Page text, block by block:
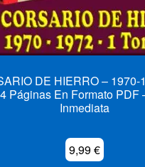
DE HIERRO – 1970-
Páginas En Formato PDF
Inmediata
9,99€